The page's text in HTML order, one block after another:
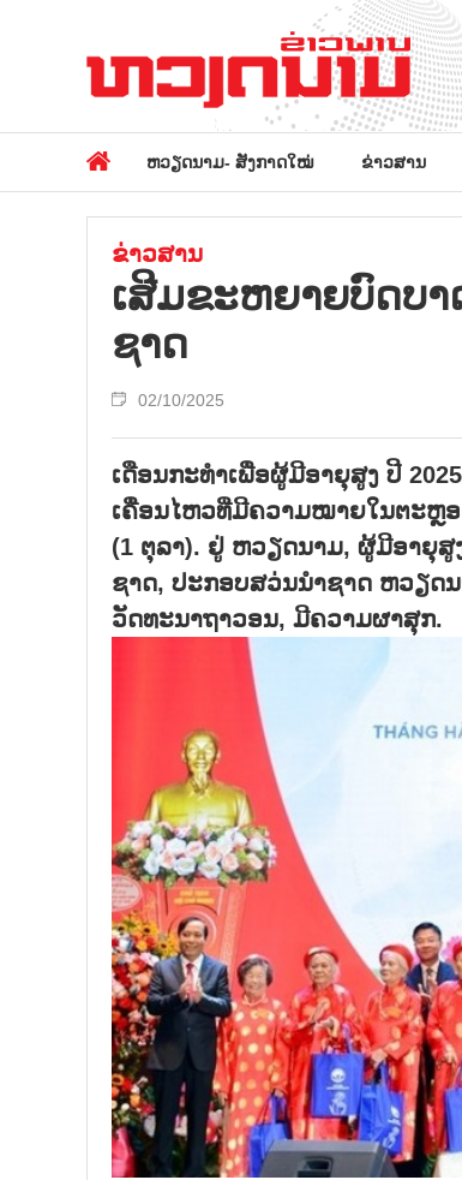
ຫວຽດນາມ- ສັງກາດໃໝ່ ຂ່າວສານ
ຂ່າວສານ
ເສີມ​ຂະ​ຫຍາຍ​ບົດ​ບາ
ຊາດ
02/10/2025
ເດືອນກະທຳເພື່ອຜູ້ມີອາຍຸສູງ ປີ
ເຄື່ອນໄຫວທີ່ມີຄວາມໝາຍໃນຕະຫຼອ
(1 ຕຸລາ). ຢູ່ ຫວຽດນາມ, ຜູ້ມີອາຍຸ
ຊາດ, ປະກອບສວ່ນນຳຊາດ ຫວຽດ
ວັດທະນາຖາວອນ, ມີຄວາມຜາສຸກ.